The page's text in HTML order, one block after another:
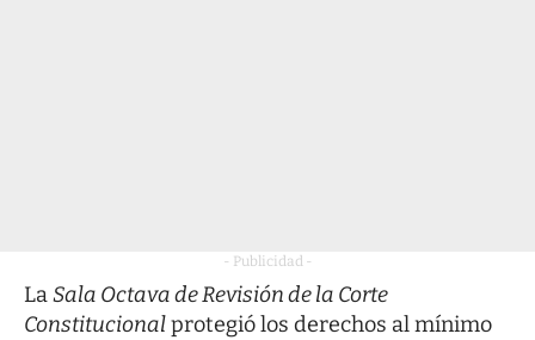
- Publicidad -
LaSala Octava de Revisión de la Corte
Constitucionalprotegió los derechos al mínimo